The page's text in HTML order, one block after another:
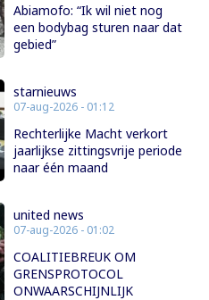
Abiamofo: “Ik wil niet nog
een bodybag sturen naar dat
gebied”
starnieuws
07-aug-2026 - 01:12
Rechterlijke Macht verkort
jaarlijkse zittingsvrije periode
naar één maand
united news
07-aug-2026 - 01:02
COALITIEBREUK OM
GRENSPROTOCOL
ONWAARSCHIJNLIJK